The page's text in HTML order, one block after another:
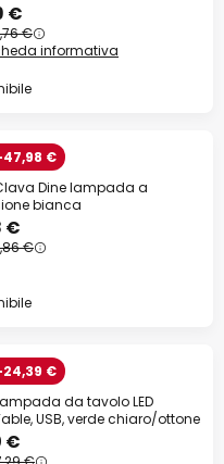
€
€
informativa
47,98 €
Dine lampada a
bianca
€
€
24,39 €
da tavolo LED
USB, verde chiaro/ottone
€